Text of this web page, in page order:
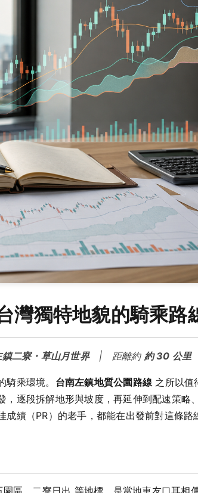
灣獨特地貌的騎乘路
鎮二寮・草山月世界| 距離約 約 30 公里|
乘環境。 台南左鎮地質公園路線 之所以值
逐段拆解地形與坡度，再延伸到配速策略
績（PR）的老手，都能在出發前對這條路
園區、二寮日出 等地標，是當地車友口耳相